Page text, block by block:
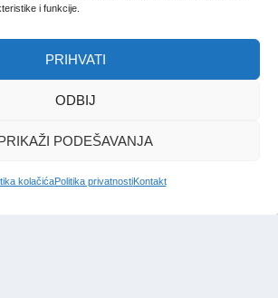
i funkcije.
PRIHVATI
ODBIJ
PODEŠAVANJA
kolačićaPolitika privatnostiKontakt